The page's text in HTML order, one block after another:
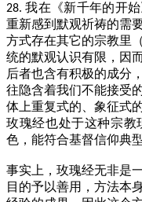
28.我在《新千年的开
重新感到默观祈祷的需
方式存在其它的宗教里（
统的默观认识有限，因
后者也含有积极的成分
往隐含着我们不能接受
体上重复式的、象征式
玫瑰经也处于这种宗教
色，能符合基督信仰典
事实上，玫瑰经无非是
目的予以善用，方法本